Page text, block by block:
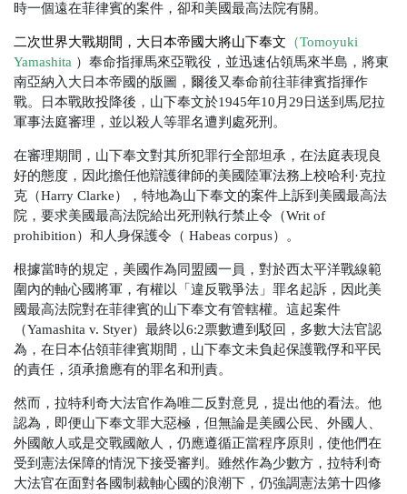
時一個遠在菲律賓的案件，卻和美國最高法院有關。
二次世界大戰期間，大日本帝國大將山下奉文 （Tomoyuki
Yamashita ）奉命指揮馬來亞戰役，並迅速佔領馬來半島，將東
南亞納入大日本帝國的版圖，爾後又奉命前往菲律賓指揮作
戰。日本戰敗投降後，山下奉文於1945年10月29日送到馬尼拉
軍事法庭審理，並以殺人等罪名遭判處死刑。
在審理期間，山下奉文對其所犯罪行全部坦承，在法庭表現良
好的態度，因此擔任他辯護律師的美國陸軍法務上校哈利·克拉
克（Harry Clarke），特地為山下奉文的案件上訴到美國最高法
院，要求美國最高法院給出死刑執行禁止令（Writ of
prohibition）和人身保護令（ Habeas corpus）。
根據當時的規定，美國作為同盟國一員，對於西太平洋戰線範
圍內的軸心國將軍，有權以「違反戰爭法」罪名起訴，因此美
國最高法院對在菲律賓的山下奉文有管轄權。這起案件
（Yamashita v. Styer）最終以6:2票數遭到駁回，多數大法官認
為，在日本佔領菲律賓期間，山下奉文未負起保護戰俘和平民
的責任，須承擔應有的罪名和刑責。
然而，拉特利奇大法官作為唯二反對意見，提出他的看法。他
認為，即便山下奉文罪大惡極，但無論是美國公民、外國人、
外國敵人或是交戰國敵人，仍應遵循正當程序原則，使他們在
受到憲法保障的情況下接受審判。雖然作為少數方，拉特利奇
大法官在面對各國制裁軸心國的浪潮下，仍強調憲法第十四修